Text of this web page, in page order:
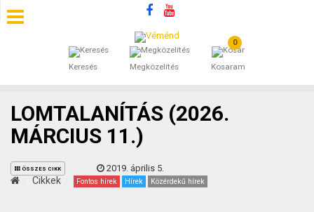
Keresés Megközelítés
0
Kosaram
SZÁLLÁSOK
ÁLTALÁNOS SZERZŐDÉSI FELTÉTELEK
KINCSES BARANYA VÉMÉND
LOMTALANÍTÁS (2026.
MÁRCIUS 11.)
ÖSSZES CIKK 2019. április 5.
Cikkek Fontos hírek Hírek Közérdekű hírek